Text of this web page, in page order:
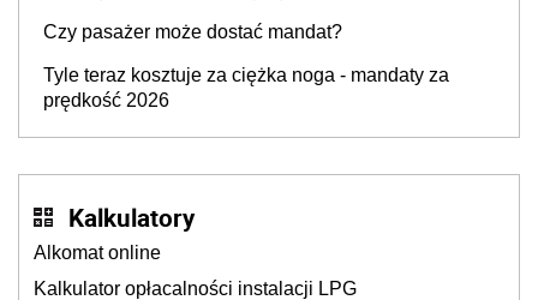
Czy pasażer może dostać mandat?
Tyle teraz kosztuje za ciężka noga - mandaty za
prędkość 2026
Kalkulatory
Alkomat online
Kalkulator opłacalności instalacji LPG